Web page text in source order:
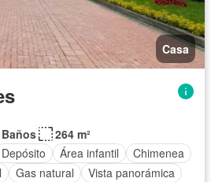
Casa
264 m²
Depósito Área infantil
Chimenea
Gas natural
Vista panorámica